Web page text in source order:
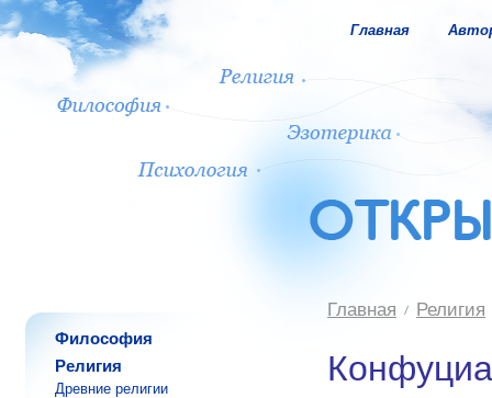
Главная
Философия
Религия
Древние религии
Главная Религия